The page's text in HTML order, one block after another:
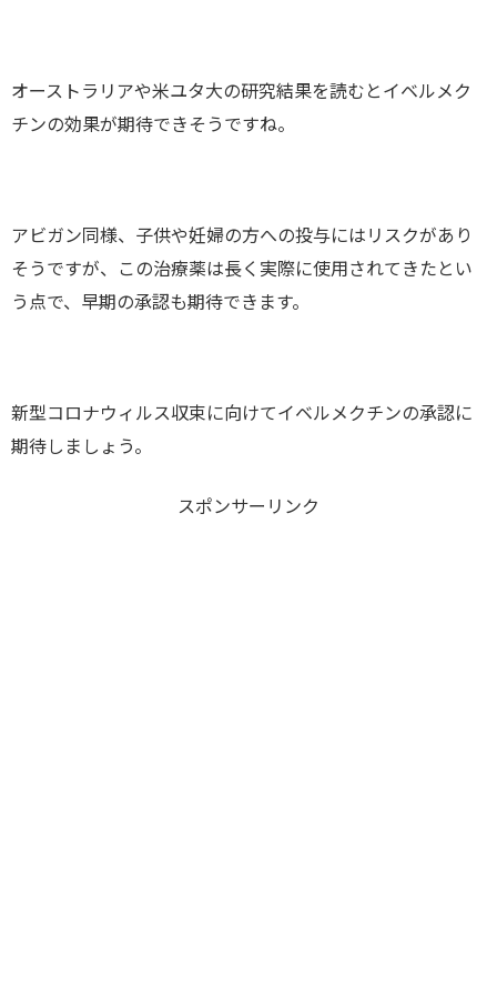
オーストラリアや米ユタ大の研究結果を読むとイベルメク
チンの効果が期待できそうですね。
アビガン同様、子供や妊婦の方への投与にはリスクがあり
そうですが、この治療薬は長く実際に使用されてきたとい
う点で、早期の承認も期待できます。
新型コロナウィルス収束に向けてイベルメクチンの承認に
期待しましょう。
スポンサーリンク